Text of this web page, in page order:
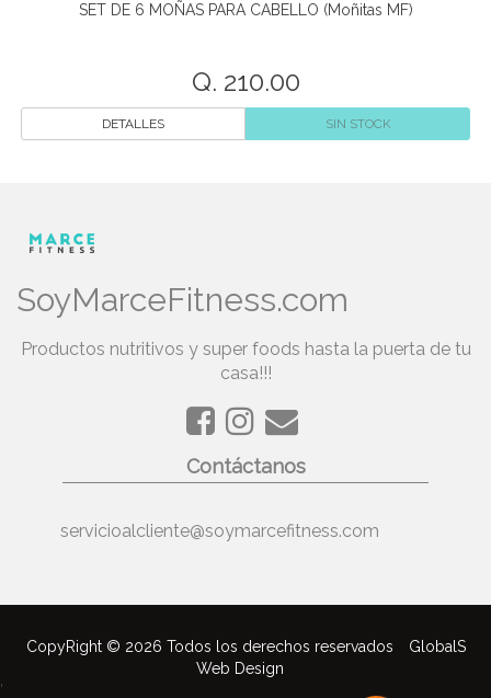
SET DE 6 MOÑAS PARA CABELLO (Moñitas MF)
Q. 210.00
DETALLES SIN STOCK
SoyMarceFitness.com
Productos nutritivos y super foods hasta la puerta de tu
casa!!!
Contáctanos
servicioalcliente@soymarcefitness.com
CopyRight © 2026 Todos los derechos reservados
GlobalS
Web Design
'